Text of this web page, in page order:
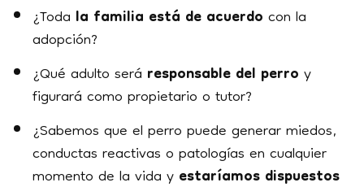
¿Todala familia está de acuerdocon la
adopción?
¿Qué adulto seráresponsable del perroy
figurará como propietario o tutor?
¿Sabemos que el perro puede generar miedos,
conductas reactivas o patologías en cualquier
momento de la vida yestaríamos dispuestos